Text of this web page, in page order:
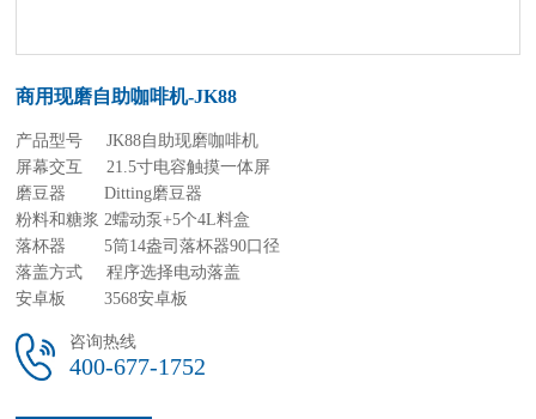
商用现磨自助咖啡机-JK88
产品型号JK88自助现磨咖啡机
屏幕交互21.5寸电容触摸一体屏
磨豆器Ditting磨豆器
粉料和糖浆2蠕动泵+5个4L料盒
落杯器5筒14盎司落杯器90口径
落盖方式程序选择电动落盖
安卓板3568安卓板
咨询热线
400-677-1752